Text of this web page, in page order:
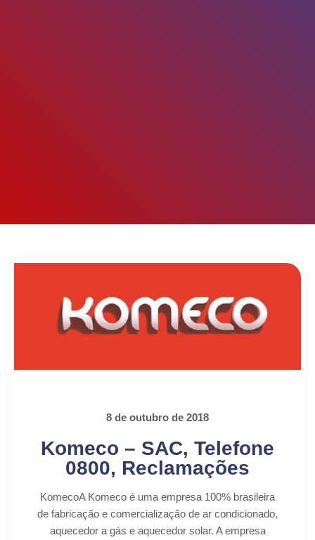
8 de outubro de 2018
Komeco – SAC, Telefone
0800, Reclamações
KomecoA Komeco é uma empresa 100% brasileira
de fabricação e comercialização de ar condicionado,
aquecedor a gás e aquecedor solar. A empresa